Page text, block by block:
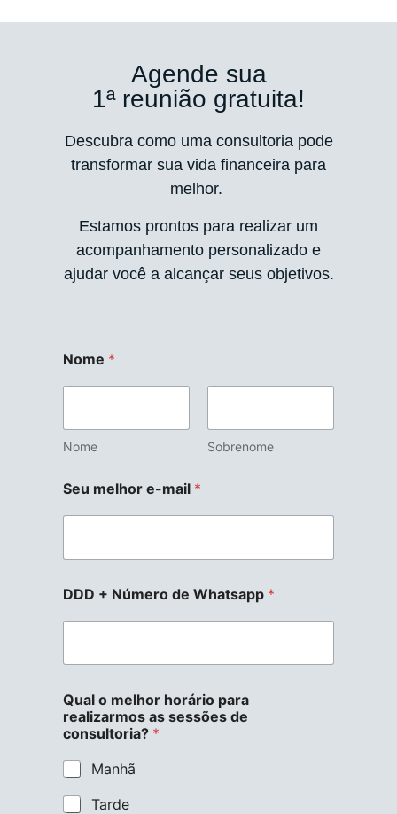
Agende sua
1ª reunião gratuita!
Descubra como uma consultoria pode
transformar sua vida financeira para
melhor.
Estamos prontos para realizar um
acompanhamento personalizado e
ajudar você a alcançar seus objetivos.
Nome *
Nome Sobrenome
Seu melhor e-mail *
DDD + Número de Whatsapp *
Qual o melhor horário para
realizarmos as sessões de
consultoria? *
Manhã
Tarde